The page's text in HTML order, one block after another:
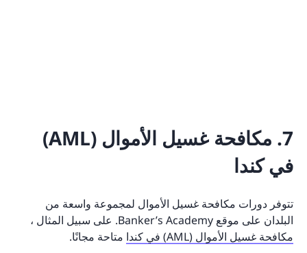
7. مكافحة غسيل الأموال (AML)
في كندا
تتوفر دورات مكافحة غسيل الأموال لمجموعة واسعة من
البلدان على موقع Banker’s Academy. على سبيل المثال ،
مكافحة غسيل الأموال (AML) في كندا
متاحة مجانًا.